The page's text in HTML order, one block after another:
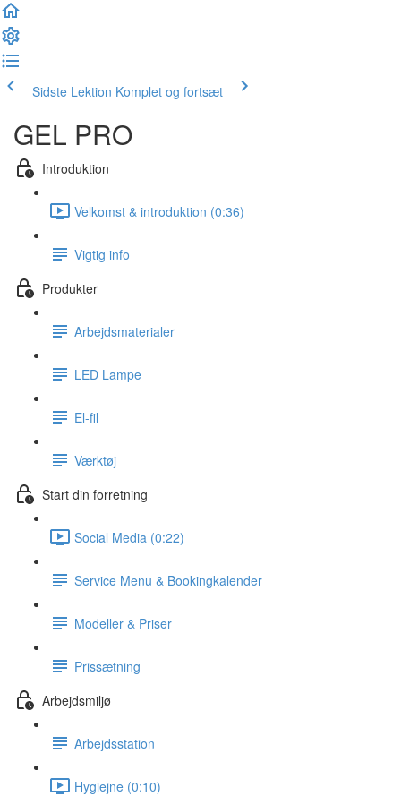
Sidste Lektion Komplet og fortsæt
GEL PRO
Introduktion
Velkomst & introduktion (0:36)
Vigtig info
Produkter
Arbejdsmaterialer
LED Lampe
El-fil
Værktøj
Start din forretning
Social Media (0:22)
Service Menu & Bookingkalender
Modeller & Priser
Prissætning
Arbejdsmiljø
Arbejdsstation
Hygiejne (0:10)